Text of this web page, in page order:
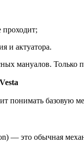
проходит;
и актуатора.
мануалов. Только
понимать базовую
— это обычная